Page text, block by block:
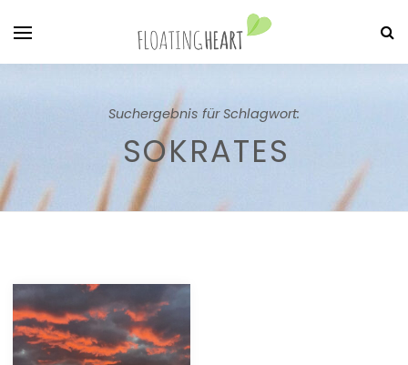
Suchergebnis für Schlagwort:
SOKRATES